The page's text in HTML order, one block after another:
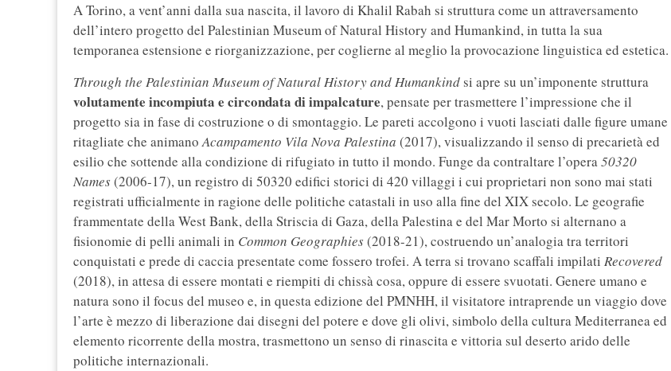
A Torino, a vent’anni dalla sua nascita, il lavoro di Khalil Rabah si struttura come un attraversamento
dell’intero progetto del Palestinian Museum of Natural History and Humankind, in tutta la sua
temporanea estensione e riorganizzazione, per coglierne al meglio la provocazione linguistica ed estetica.
Through the Palestinian Museum of Natural History and Humankind si apre su un’imponente struttura
volutamente incompiuta e circondata di impalcature, pensate per trasmettere l’impressione che il
progetto sia in fase di costruzione o di smontaggio. Le pareti accolgono i vuoti lasciati dalle figure umane
ritagliate che animanoAcampamento Vila Nova Palestina (2017), visualizzando il senso di precarietà ed
esilio che sottende alla condizione di rifugiato in tutto il mondo. Funge da contraltare l’opera50320
Names(2006-17), un registro di 50320 edifici storici di 420 villaggi i cui proprietari non sono mai stati
registrati ufficialmente in ragione delle politiche catastali in uso alla fine del XIX secolo. Le geografie
frammentate della West Bank, della Striscia di Gaza, della Palestina e del Mar Morto si alternano a
fisionomie di pelli animali in Common Geographies(2018-21), costruendo un’analogia tra territori
conquistati e prede di caccia presentate come fossero trofei. A terra si trovano scaffali impilati Recovered
(2018), in attesa di essere montati e riempiti di chissà cosa, oppure di essere svuotati. Genere umano e
natura sono il focus del museo e, in questa edizione del PMNHH, il visitatore intraprende un viaggio dove
l’arte è mezzo di liberazione dai disegni del potere e dove gli olivi, simbolo della cultura Mediterranea ed
elemento ricorrente della mostra, trasmettono un senso di rinascita e vittoria sul deserto arido delle
politiche internazionali.